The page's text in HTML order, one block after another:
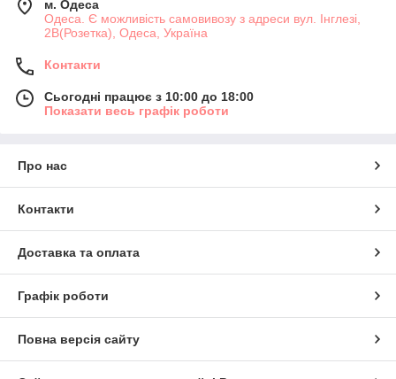
м. Одеса
Одеса. Є можливість самовивозу з адреси вул. Інглезі,
2В(Розетка), Одеса, Україна
Контакти
Сьогодні працює з 10:00 до 18:00
Показати весь графік роботи
Про нас
Контакти
Доставка та оплата
Графік роботи
Повна версія сайту